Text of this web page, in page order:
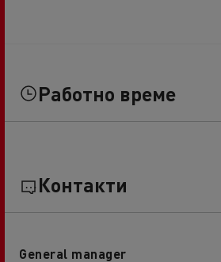
Работно време
Контакти
General manager